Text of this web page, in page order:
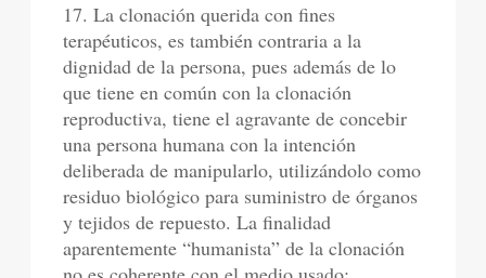
17. La clonación querida con fines
terapéuticos, es también contraria a la
dignidad de la persona, pues además de lo
que tiene en común con la clonación
reproductiva, tiene el agravante de concebir
una persona humana con la intención
deliberada de manipularlo, utilizándolo como
residuo biológico para suministro de órganos
y tejidos de repuesto. La finalidad
aparentemente “humanista” de la clonación